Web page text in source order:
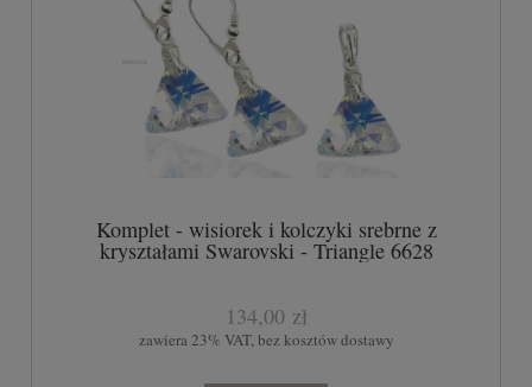
Komplet - wisiorek i kolczyki srebrne z
kryształami Swarovski - Triangle 6628
134,00 zł
zawiera 23% VAT, bez kosztów dostawy